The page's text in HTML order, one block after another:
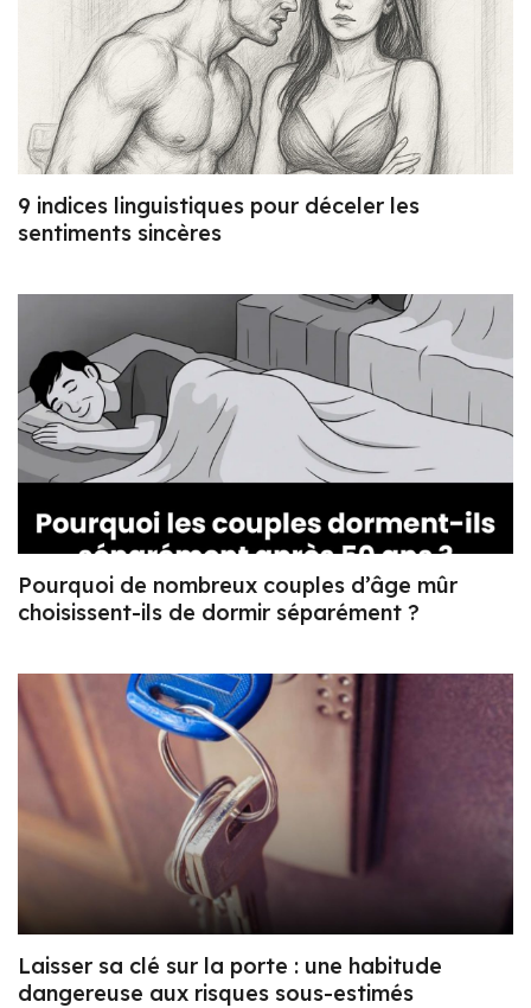
9 indices linguistiques pour déceler les
sentiments sincères
Pourquoi de nombreux couples d’âge mûr
choisissent-ils de dormir séparément ?
Laisser sa clé sur la porte : une habitude
dangereuse aux risques sous-estimés